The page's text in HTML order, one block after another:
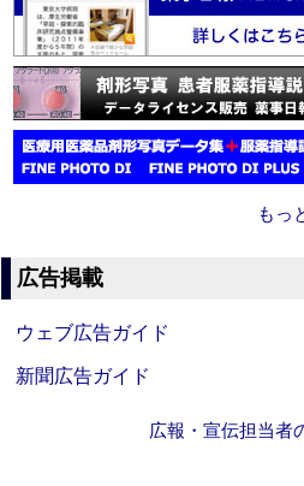
もっ
広告掲載
ウェブ広告ガイド
新聞広告ガイド
広報・宣伝担当者